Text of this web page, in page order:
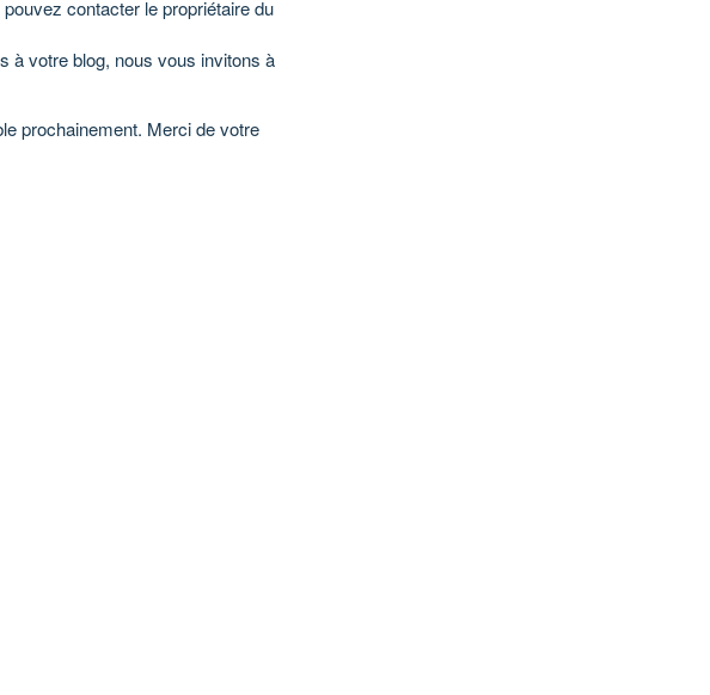
contacter le propriétaire du
à votre blog, nous vous invitons à
prochainement. Merci de votre